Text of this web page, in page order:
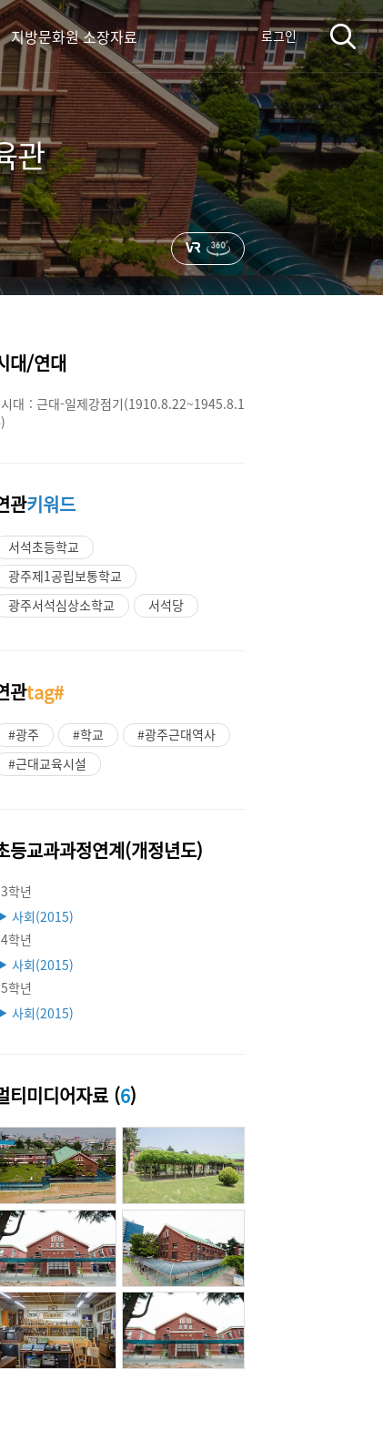
지방문화원 소장자료 로그인
관
대/연대
시대 : 근대-일제강점기(1910.8.22~1945.8.1
관키워드
서석초등학교
광주제1공립보통학교
광주서석심상소학교
서석당
관tag#
#광주 #학교
#광주근대역사
#근대교육시설
등교과과정연계(개정년도)
3학년
▶ 사회(2015)
4학년
▶ 사회(2015)
5학년
▶ 사회(2015)
티미디어자료 (6)